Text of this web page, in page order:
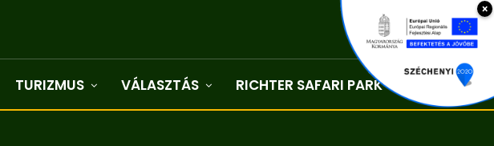
TURIZMUS VÁLASZTÁS RICHTER SAFARI PARK Kapcsolat
×